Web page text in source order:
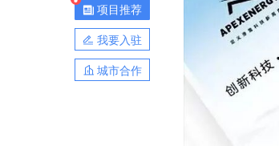
项目推荐
我要入驻
城市合作